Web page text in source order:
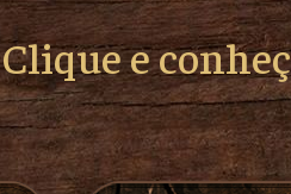
Clique e